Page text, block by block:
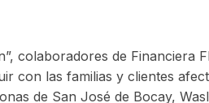
colaboradores de Financiera
con las familias y clientes
de San José de Bocay,